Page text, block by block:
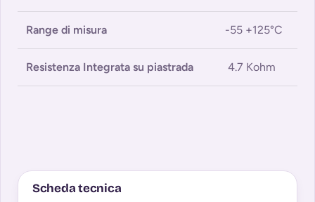
Range di misura -55 +125°C
Resistenza Integrata su piastrada 4.7 Kohm
Scheda tecnica